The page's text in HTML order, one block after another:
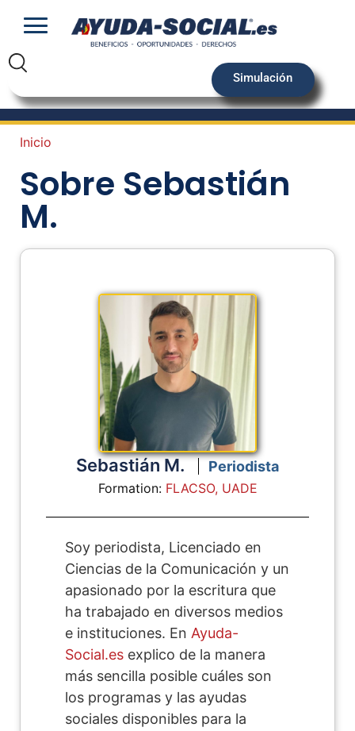
Simulación
Inicio
Sobre Sebastián
M.
Sebastián M. Periodista
Formation: FLACSO, UADE
Soy periodista, Licenciado en
Ciencias de la Comunicación y un
apasionado por la escritura que
ha trabajado en diversos medios
e instituciones. En Ayuda-
Social.es explico de la manera
más sencilla posible cuáles son
los programas y las ayudas
sociales disponibles para la